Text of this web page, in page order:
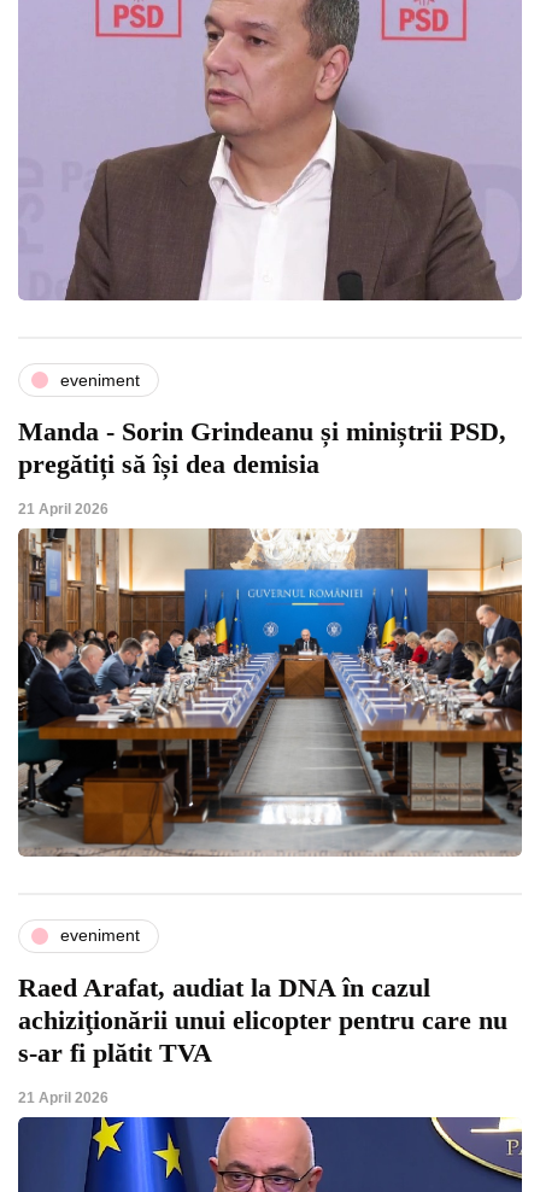
eveniment
Manda - Sorin Grindeanu și miniștrii PSD,
pregătiți să își dea demisia
21 April 2026
eveniment
Raed Arafat, audiat la DNA în cazul
achiziţionării unui elicopter pentru care nu
s-ar fi plătit TVA
21 April 2026